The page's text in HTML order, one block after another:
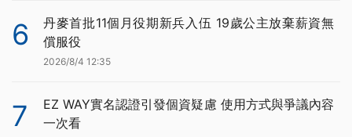
6
丹麥首批11個月役期新兵入伍 19歲公主放棄薪資無
償服役
2026/8/4 12:35
7
EZ WAY實名認證引發個資疑慮 使用方式與爭議內容
一次看